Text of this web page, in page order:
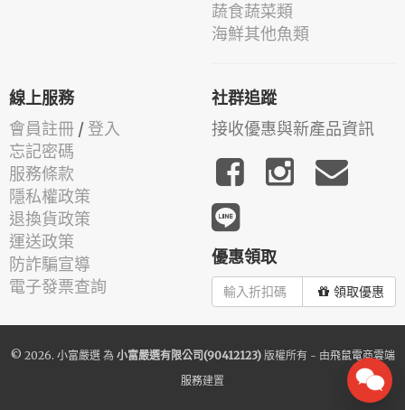
蔬食蔬菜類
海鮮其他魚類
線上服務
會員註冊 / 登入
忘記密碼
服務條款
隱私權政策
退換貨政策
運送政策
防詐騙宣導
電子發票查詢
社群追蹤
接收優惠與新產品資訊
優惠領取
領取優惠
© 2026. 小富嚴選為 小富嚴選有限公司(90412123)版權所有 - 由飛鼠電商雲端
服務建置